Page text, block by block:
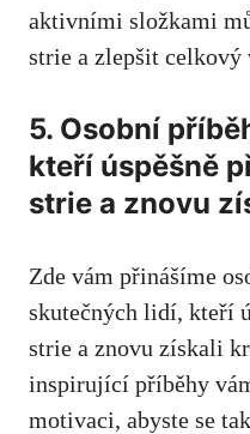
aktivními složkami
⁢strie⁣ a zlepšit celkový
5. Osobní
kteří úspěšně
strie​ a znovu
Zde vám přinášíme
skutečných lidí,​ kteří
strie a znovu získali
inspirující příběhy
motivaci,⁤ abyste se